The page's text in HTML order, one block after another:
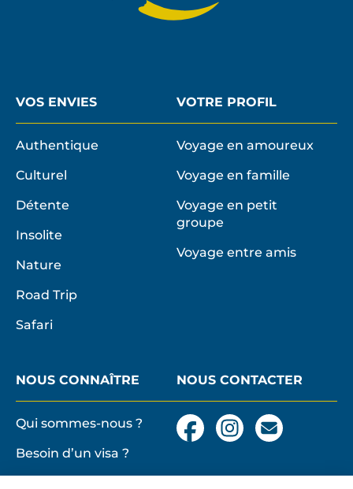
VOS ENVIES
Authentique
Culturel
Détente
Insolite
Nature
Road Trip
Safari
VOTRE PROFIL
Voyage en amoureux
Voyage en famille
Voyage en petit
groupe
Voyage entre amis
NOUS CONNAÎTRE
Qui sommes-nous ?
Besoin d’un visa ?
NOUS CONTACTER
FacebookInstagram
Nous
contacter
email